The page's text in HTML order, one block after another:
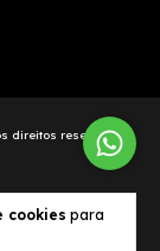
cookies para
direitos reservados.